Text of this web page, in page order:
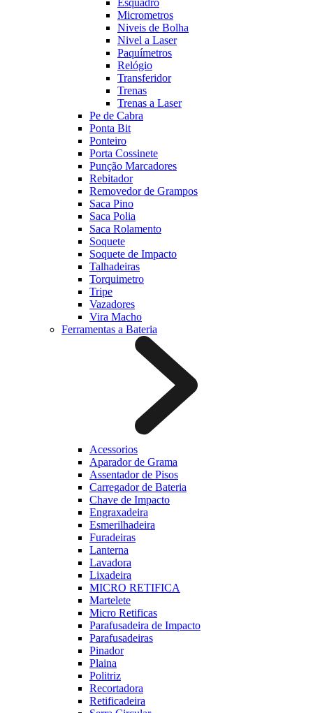
Esquadro
Micrometros
Niveis de Bolha
Nivel a Laser
Paquímetros
Relógio
Transferidor
Trenas
Trenas a Laser
Pe de Cabra
Ponta Bit
Ponteiro
Porta Cossinete
Punção Marcadores
Rebitador
Removedor de Grampos
Saca Pino
Saca Polia
Saca Rolamento
Soquete
Soquete de Impacto
Talhadeiras
Torquimetro
Tripe
Vazadores
Vira Macho
Ferramentas a Bateria
Acessorios
Aparador de Grama
Assentador de Pisos
Carregador de Bateria
Chave de Impacto
Engraxadeira
Esmerilhadeira
Furadeiras
Lanterna
Lavadora
Lixadeira
MICRO RETIFICA
Martelete
Micro Retificas
Parafusadeira de Impacto
Parafusadeiras
Pinador
Plaina
Politriz
Recortadora
Retificadeira